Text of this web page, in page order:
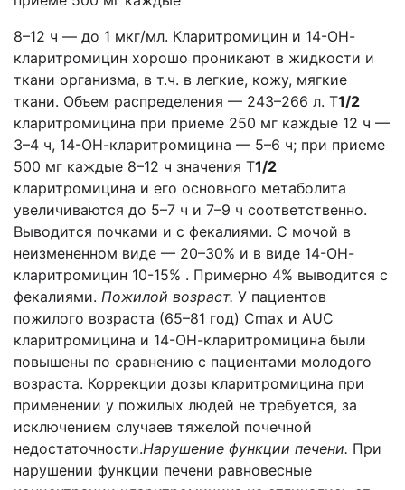
8–12 ч — до 1 мкг/мл. Кларитромицин и 14-ОН-
кларитромицин хорошо проникают в жидкости и
ткани организма, в т.ч. в легкие, кожу, мягкие
ткани. Объем распределения — 243–266 л. T1/2
кларитромицина при приеме 250 мг каждые 12 ч —
3–4 ч, 14-ОН-кларитромицина — 5–6 ч; при приеме
500 мг каждые 8–12 ч значения T1/2
кларитромицина и его основного метаболита
увеличиваются до 5–7 ч и 7–9 ч соответственно.
Выводится почками и с фекалиями. С мочой в
неизмененном виде — 20–30% и в виде 14-ОН-
кларитромицин 10-15% . Примерно 4% выводится с
фекалиями. Пожилой возраст. У пациентов
пожилого возраста (65–81 год) Cmax и AUC
кларитромицина и 14-ОН-кларитромицина были
повышены по сравнению с пациентами молодого
возраста. Коррекции дозы кларитромицина при
применении у пожилых людей не требуется, за
исключением случаев тяжелой почечной
недостаточности.Нарушение функции печени. При
нарушении функции печени равновесные